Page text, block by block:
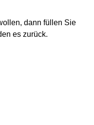
dann füllen Sie
es zurück.